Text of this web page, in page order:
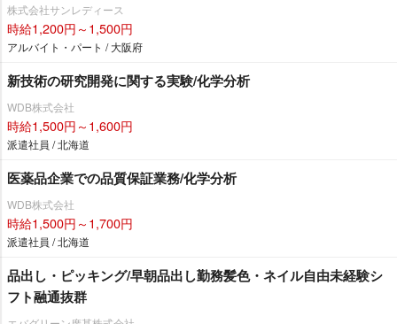
株式会社サンレディース
時給1,200円～1,500円
アルバイト・パート / 大阪府
新技術の研究開発に関する実験/化学分析
WDB株式会社
時給1,500円～1,600円
派遣社員 / 北海道
医薬品企業での品質保証業務/化学分析
WDB株式会社
時給1,500円～1,700円
派遣社員 / 北海道
品出し・ピッキング/早朝品出し勤務髪色・ネイル自由未経験シ
フト融通抜群